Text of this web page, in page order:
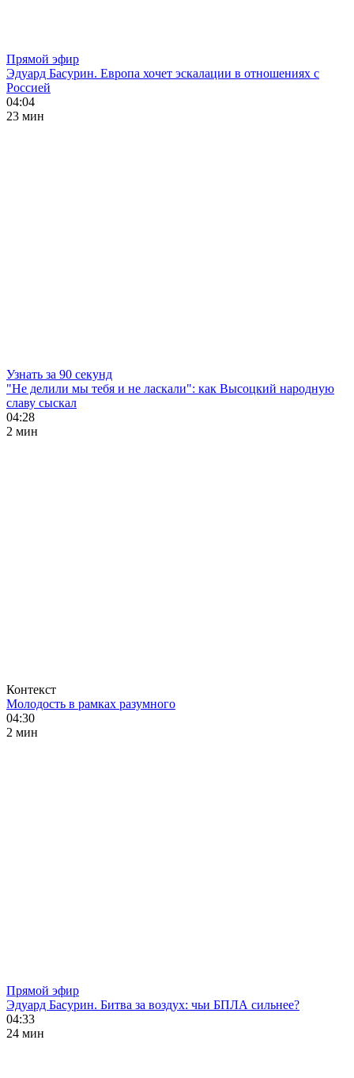
Прямой эфир
Эдуард Басурин. Европа хочет эскалации в отношениях с
Россией
04:04
23 мин
Узнать за 90 секунд
"Не делили мы тебя и не ласкали": как Высоцкий народную
славу сыскал
04:28
2 мин
Контекст
Молодость в рамках разумного
04:30
2 мин
Прямой эфир
Эдуард Басурин. Битва за воздух: чьи БПЛА сильнее?
04:33
24 мин